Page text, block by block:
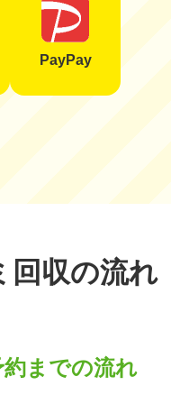
PayPay
回収の流れ
までの流れ